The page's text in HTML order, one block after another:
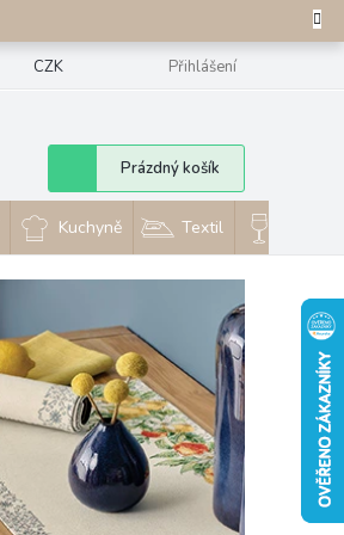
CZK Přihlášení
Nákupní
košík
Prázdný košík
Kuchyně Textil